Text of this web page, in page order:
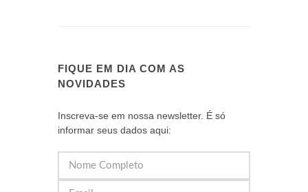
FIQUE EM DIA COM AS
NOVIDADES
Inscreva-se em nossa newsletter. É só
informar seus dados aqui: